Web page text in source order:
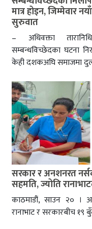
मात्र होइन, जिम्मेवार
सुरुवात
– अधिवक्ता
सम्बन्धविच्छेदका घटना
केही दशकअघि समाजमा
सरकार र अनशनरत
सहमति, ज्योति
काठमाडौं, साउन २० ।
रानाभाट र सरकारबीच